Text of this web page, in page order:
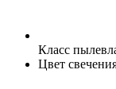
Класс
Цвет